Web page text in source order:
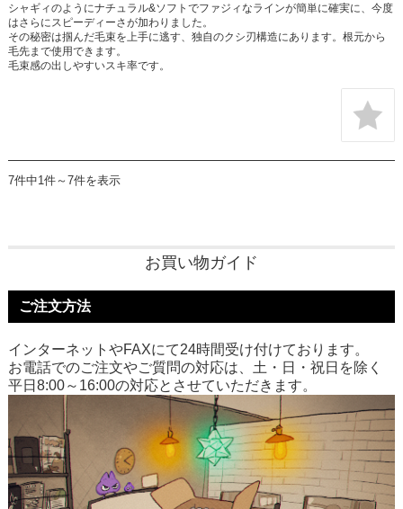
シャギィのようにナチュラル&ソフトでファジィなラインが簡単に確実に、今度
はさらにスピーディーさが加わりました。
その秘密は掴んだ毛束を上手に逃す、独自のクシ刃構造にあります。根元から
毛先まで使用できます。
毛束感の出しやすいスキ率です。
7件中1件～7件を表示
お買い物ガイド
ご注文方法
インターネットやFAXにて24時間受け付けております。
お電話でのご注文やご質問の対応は、土・日・祝日を除く
平日8:00～16:00の対応とさせていただきます。